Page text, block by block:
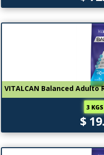
VITALCAN Balanced Adulto
3 KGS
$